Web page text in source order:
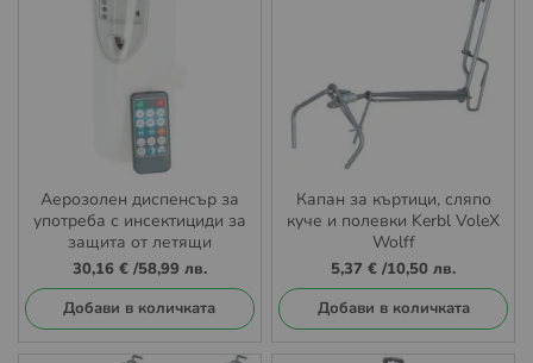
Аерозолен диспенсър за
употреба с инсектициди за
защита от летящи
насекоми или
ароматизатори –
Перфектен за вътрешна и
външна употреба Cit FLY
Booster
30,16 €/58,99 лв.
Добави в количката
Капан за къртици, сляпо
куче и полевки Kerbl VoleX
Wolff
5,37 € /10,50 лв.
Добави в количката